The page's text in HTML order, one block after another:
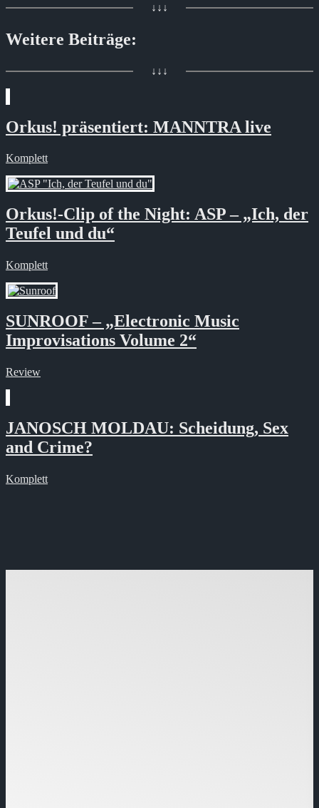
↓↓↓
Weitere Beiträge:
↓↓↓
Orkus! präsentiert: MANNTRA live
Komplett
Orkus!-Clip of the Night: ASP – „Ich, der
Teufel und du“
Komplett
SUNROOF – „Electronic Music
Improvisations Volume 2“
Review
JANOSCH MOLDAU: Scheidung, Sex
and Crime?
Komplett